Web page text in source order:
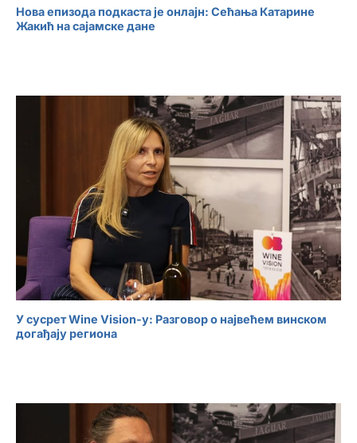
Нова епизода подкаста је онлајн: Сећања Катарине
Жакић на сајамске дане
У сусрет Wine Vision-у: Разговор о највећем винском
догађају региона